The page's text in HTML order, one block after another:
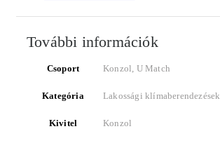
További információk
Csoport Konzol, U Match
Kategória Lakossági klímaberendezések
Kivitel Konzol